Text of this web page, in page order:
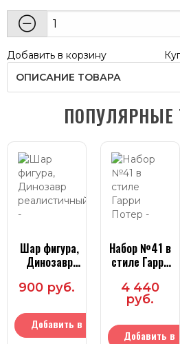
Добавить в корзину
ОПИСАНИЕ ТОВАРА
ПОПУЛЯРНЫЕ
Шар фигура,
Динозавр
900 руб.
Добавить в
Набор №41 в
стиле Гарри
4 440
руб.
Добавить в